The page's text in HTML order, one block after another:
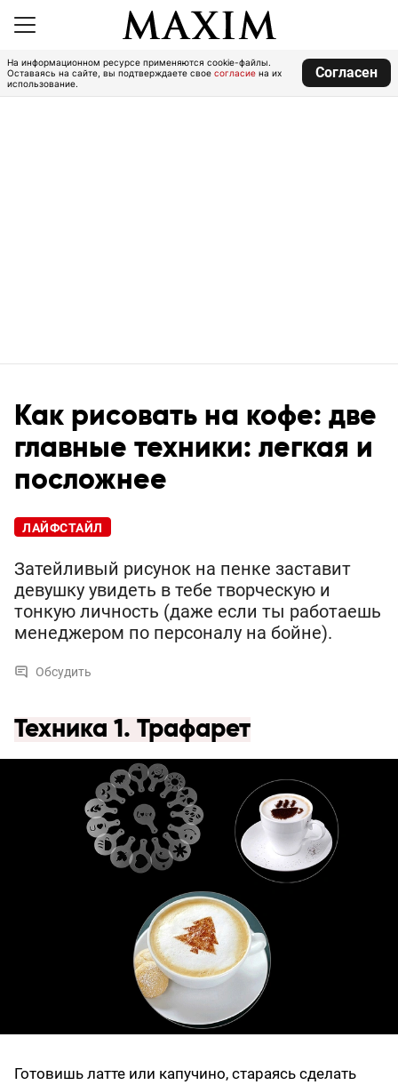
На информационном ресурсе применяются cookie-файлы.
Оставаясь на сайте, вы подтверждаете свое согласие на их
использование.
Согласен
Как рисовать на кофе: две
главные техники: легкая и
посложнее
ЛАЙФСТАЙЛ
Затейливый рисунок на пенке заставит
девушку увидеть в тебе творческую и
тонкую личность (даже если ты работаешь
менеджером по персоналу на бойне).
Обсудить
Техника 1. Трафарет
Готовишь латте или капучино, стараясь сделать